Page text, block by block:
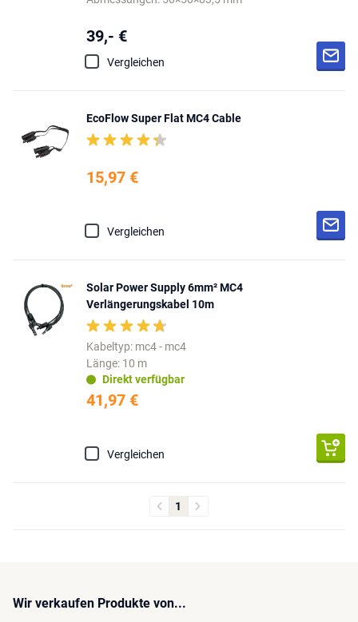
39,- €
Vergleichen
EcoFlow Super Flat MC4 Cable
15,97 €
Vergleichen
Solar Power Supply 6mm² MC4
Verlängerungskabel 10m
Kabeltyp: mc4 - mc4
Länge: 10 m
Direkt verfügbar
41,97 €
Vergleichen
1
Wir verkaufen Produkte von...